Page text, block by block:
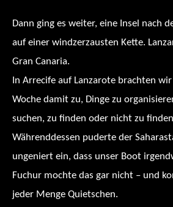
Dann ging es weiter, eine Insel nach
auf einer windzerzausten Kette.
Gran Canaria.
In Arrecife auf Lanzarote brachten
Woche damit zu, Dinge zu
suchen, zu finden oder nicht zu
Währenddessen puderte der
ungeniert ein, dass unser Boot
Fuchur mochte das gar nicht – und
jeder Menge Quietschen.